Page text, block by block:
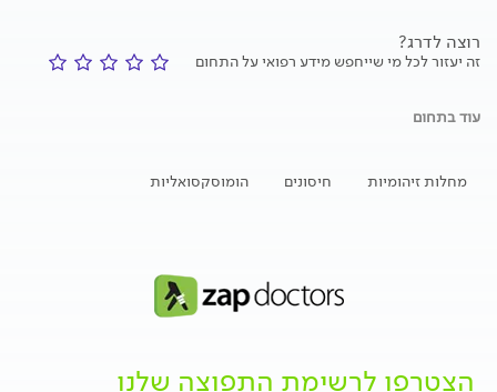
רוצה לדרג?
זה יעזור לכל מי שייחפש מידע רפואי על התחום
עוד בתחום
מחלות זיהומיות חיסונים הומוסקסואליות
הצטרפו לרשימת התפוצה שלנו